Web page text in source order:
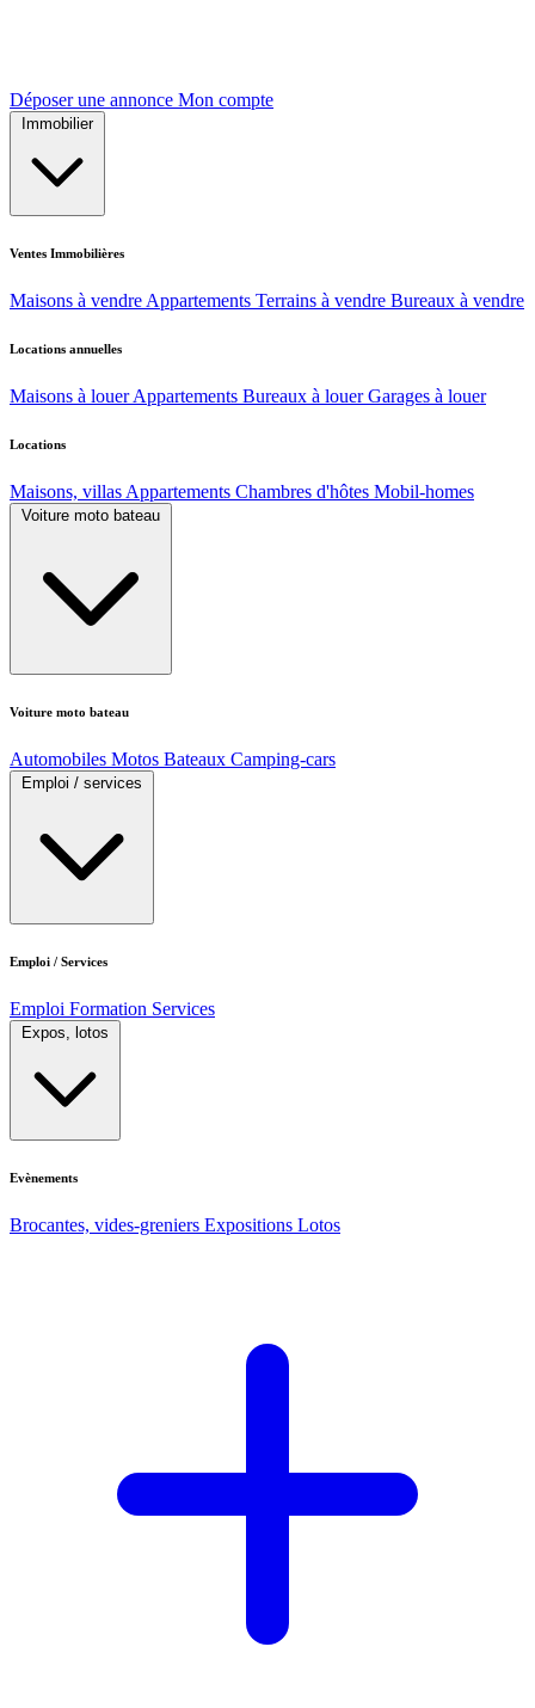
Déposer une annonce Mon compte
Immobilier
Ventes Immobilières
Maisons à vendre Appartements Terrains à vendre Bureaux à vendre
Locations annuelles
Maisons à louer Appartements Bureaux à louer Garages à louer
Locations
Maisons, villas Appartements Chambres d'hôtes Mobil-homes
Voiture moto bateau
Voiture moto bateau
Automobiles Motos Bateaux Camping-cars
Emploi / services
Emploi / Services
Emploi Formation Services
Expos, lotos
Evènements
Brocantes, vides-greniers Expositions Lotos